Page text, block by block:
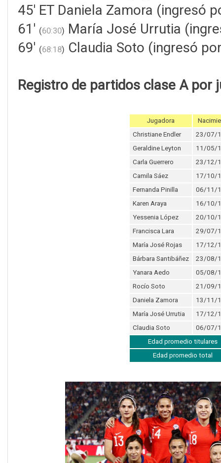
45' ET Daniela Zamora (ingresó
61' (60:30) María José Urrutia
69' (68:18) Claudia Soto (ingresó
Registro de partidos clase A por
Jugadora
Christiane Endler
23/07/
Geraldine Leyton
11/05/
Carla Guerrero
23/12/
Camila Sáez
17/10/
Fernanda Pinilla
06/11/
Karen Araya
16/10/
Yessenia López
20/10/
Francisca Lara
29/07/
María José Rojas
17/12/
Bárbara Santibáñez
23/08/
Yanara Aedo
05/08/
Rocío Soto
21/09/
Daniela Zamora
13/11/
María José Urrutia
17/12/
Claudia Soto
06/07/
Edad promedio titulares
Edad promedio total